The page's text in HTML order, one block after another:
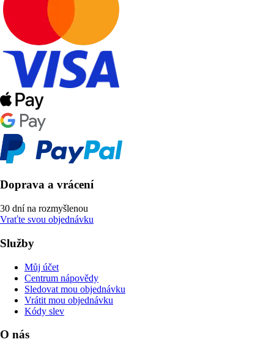
Doprava a vrácení
30 dní na rozmyšlenou
Vraťte svou objednávku
Služby
Můj účet
Centrum nápovědy
Sledovat mou objednávku
Vrátit mou objednávku
Kódy slev
O nás